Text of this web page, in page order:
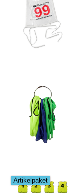
Artikelpaket